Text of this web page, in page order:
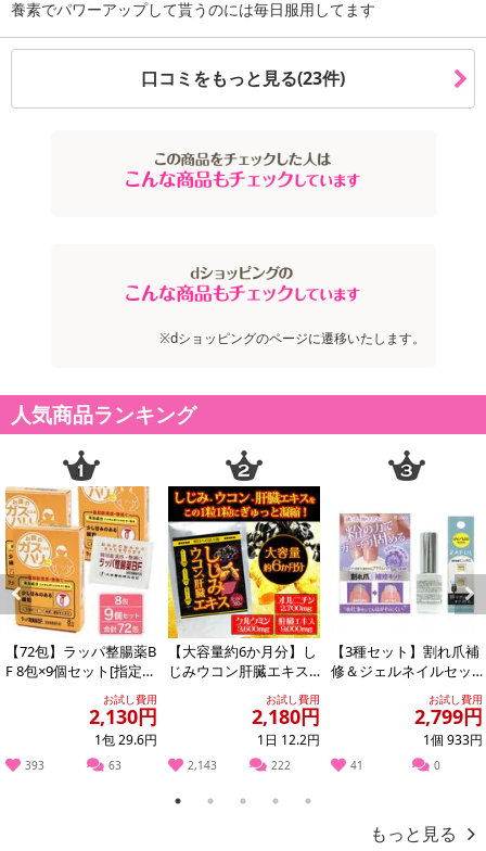
る方をサポート♪
必須アミノ酸をバランスよく含み、ビタミンA、ビタミンB群、鉄
分、葉酸なども豊富で「栄養の宝庫」といわれるのがレバー。その
臓酵素分解物です。 肝臓エキスサプリには、豚肝臓酵素分解物をた
張る方を応援するサプリメントです。
●豚肝臓酵素分解物（1袋中9000mg配合）
レバーは、良質なタンパク質やビタミン類が含まれており、栄養価
が高く、優れた食品です。肝臓エキス（肝臓酵素分解物）はレバー
よりもペプチドやアミノ酸を多く含んでいるために、体内での消
化・吸収に優れ、BCAA（バリン・ロイシン・イソロイシン）、オル
ニチンなどのアミノ酸が豊富に含まれています。
●カキ肉エキス末
カキはもともと海のミルクとも呼ばれるほど栄養豊富な食材。濃縮
されたカキ肉エキスにはミネラル・ビタミン類の他、タウリンなど
を含む18種類のアミノ酸が豊富に含まれています。
●L-オルニチン塩酸塩
養素でパワーアップして貰うのには毎日服用してます
口コミをもっと見る(23件)
※dショッピングのページに遷移いたします。
人気商品ランキング
Previous
【72包】ラッパ整腸薬B
F 8包×9個セット[指定医
薬部外品］大幸薬品お試し費用
2,130円
1包 29.6円
393 63
【大容量約6か月分】し
じみウコン肝臓エキス3
お試し費用
2,180円
1日 12.2円
2,143 222
【3種セット】割れ爪補
修＆ジェルネイルセッ
お試し費用
2,799円
1個 933円
41 0
Next
1 2 3 4 5
もっと見る